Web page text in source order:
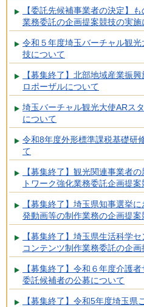
【委託先候補事業者の決定】
業務委託の企画提案競技の実施
令和５年度埼玉バーチャル観
技について
【募集終了】北部地域産業振
ロポーザルについて
埼玉バーチャル観光大使ARス
について
令和8年度外形標準課税基礎研
て
【募集終了】観光関連事業者
トワーク強化業務委託企画提
【募集終了】埼玉県知事選挙
発動画等の制作業務の企画提
【募集終了】埼玉県生活科学
コンテンツ制作業務委託の企
【募集終了】令和６年度介護
委託候補者の公募について
【募集終了】令和5年度埼玉